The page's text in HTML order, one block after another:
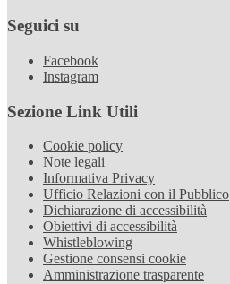
Seguici su
Facebook
Instagram
Sezione Link Utili
Cookie policy
Note legali
Informativa Privacy
Ufficio Relazioni con il Pubblico
Dichiarazione di accessibilità
Obiettivi di accessibilità
Whistleblowing
Gestione consensi cookie
Amministrazione trasparente